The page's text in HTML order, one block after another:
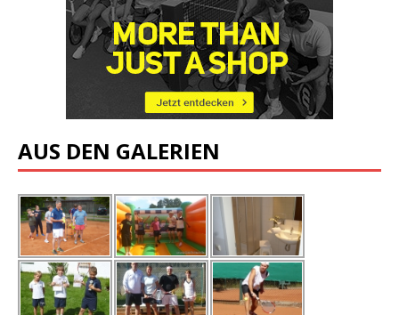
AUS DEN GALERIEN